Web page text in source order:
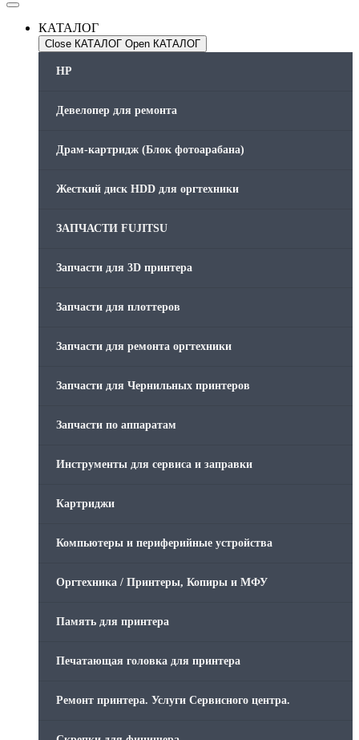
КАТАЛОГ
Close КАТАЛОГ Open КАТАЛОГ
HP
Девелопер для ремонта
Драм-картридж (Блок фотоарабана)
Жесткий диск HDD для оргтехники
ЗАПЧАСТИ FUJITSU
Запчасти для 3D принтера
Запчасти для плоттеров
Запчасти для ремонта оргтехники
Запчасти для Чернильных принтеров
Запчасти по аппаратам
Инструменты для сервиса и заправки
Картриджи
Компьютеры и периферийные устройства
Оргтехника / Принтеры, Копиры и МФУ
Память для принтера
Печатающая головка для принтера
Ремонт принтера. Услуги Сервисного центра.